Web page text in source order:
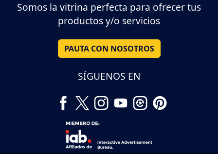
Somos la vitrina perfecta para ofrecer tus
productos y/o servicios
PAUTA CON NOSOTROS
SÍGUENOS EN